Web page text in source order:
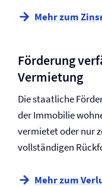
Mehr zum
Förderung
Vermietung
Die staatliche
der Immobilie
vermietet oder nur
vollständigen
Mehr zum